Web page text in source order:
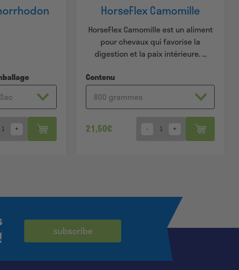
HorseFlex Camomille
HorseFlex Camomille est un aliment
pour chevaux qui favorise la
digestion et la paix intérieure. ...
Contenu
21,50€ Quantity
subscribe